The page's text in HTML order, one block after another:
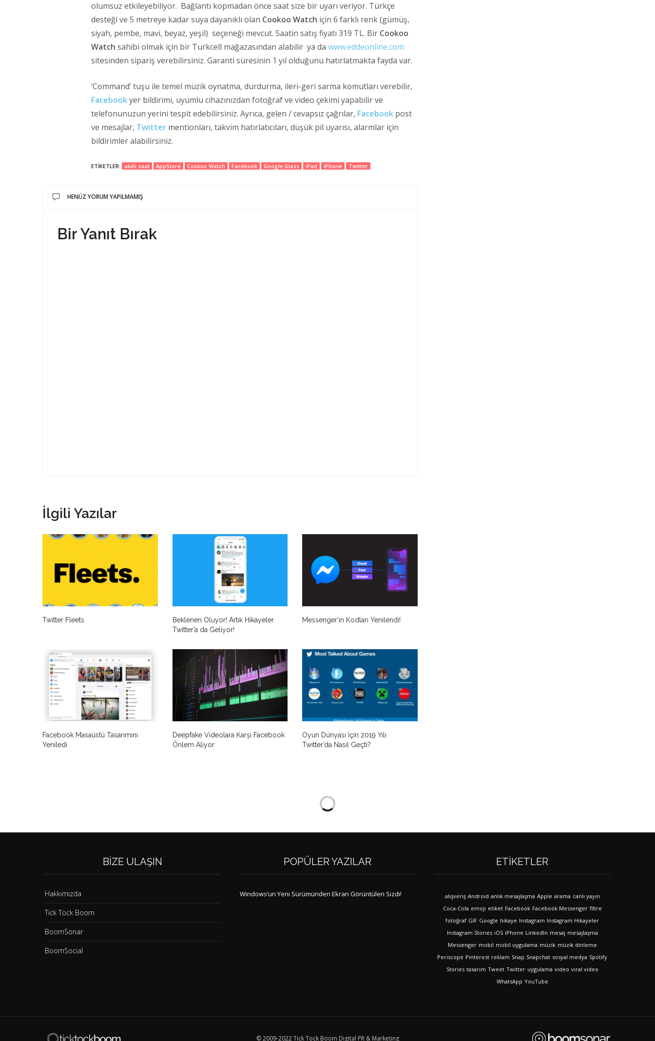
olumsuz etkileyebiliyor. Bağlantı kopmadan önce saat size bir uyarı veriyor. Türkçe
desteği ve 5 metreye kadar suya dayanıklı olan Cookoo Watch için 6 farklı renk (gümüş,
siyah, pembe, mavi, beyaz, yeşil) seçeneği mevcut. Saatin satış fiyatı 319 TL. Bir Cookoo
Watch sahibi olmak için bir Turkcell mağazasından alabilir ya da www.eddeonline.com
sitesinden sipariş verebilirsiniz. Garanti süresinin 1 yıl olduğunu hatırlatmakta fayda var.
‘Command’ tuşu ile temel müzik oynatma, durdurma, ileri-geri sarma komutları verebilir,
Facebookyer bildirimi, uyumlu cihazınızdan fotoğraf ve video çekimi yapabilir ve
telefonunuzun yerini tespit edebilirsiniz. Ayrıca, gelen / cevapsız çağrılar, Facebook post
ve mesajlar, Twitter mentionları, takvim hatırlatıcıları, düşük pil uyarısı, alarmlar için
bildirimler alabilirsiniz.
ETIKETLER: akıllı saat AppStore Cookoo Watch Facebook Google Glass iPad iPhone Twitter
HENÜZ YORUM YAPILMAMIŞ
Bir Yanıt Bırak
İlgili Yazılar
Twitter Fleets
Beklenen Oluyor! Artık Hikayeler
Twitter’a da Geliyor!
Messenger’ın Kodları Yenilendi!
Facebook Masaüstü Tasarımını
Yeniledi
Deepfake Videolara Karşı Facebook
Önlem Alıyor
Oyun Dünyası İçin 2019 Yılı
Twitter’da Nasıl Geçti?
BIZE ULAŞIN
Hakkımızda
Tick Tock Boom
BoomSonar
BoomSocial
POPÜLER YAZILAR
Windows’un Yeni Sürümünden Ekran Görüntüleri Sızdı!
ETIKETLER
alışveriş Android anlık mesajlaşma Apple arama canlı yayın
Coca-Cola emoji etiket Facebook Facebook Messenger filtre
fotoğraf GIF Google hikaye Instagram Instagram Hikayeler
Instagram Stories iOS iPhone LinkedIn mesaj mesajlaşma
Messenger mobil mobil uygulama müzik müzik dinleme
Periscope Pinterest reklam Snap Snapchat sosyal medya Spotify
Stories tasarım Tweet Twitter uygulama video viral video
WhatsApp YouTube
© 2009-2022 Tick Tock Boom Digital PR & Marketing